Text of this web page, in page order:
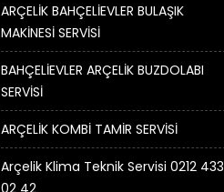
ARÇELİK BAHÇELİEVLER BULAŞIK
MAKİNESİ SERVİSİ
BAHÇELİEVLER ARÇELİK BUZDOLABI
SERVİSİ
ARÇELİK KOMBİ TAMİR SERVİSİ
Arçelik Klima Teknik Servisi 0212 433